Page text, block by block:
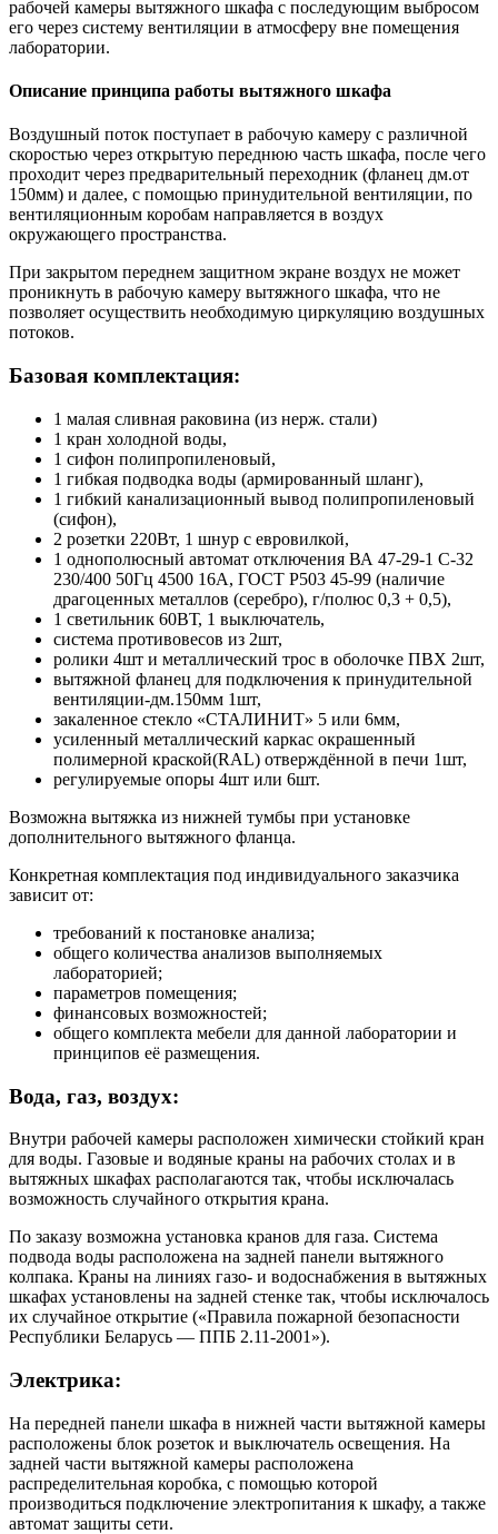
рабочей камеры вытяжного шкафа с последующим выбросом
его через систему вентиляции в атмосферу вне помещения
лаборатории.
Описание принципа работы вытяжного шкафа
Воздушный поток поступает в рабочую камеру с различной
скоростью через открытую переднюю часть шкафа, после чего
проходит через предварительный переходник (фланец дм.от
150мм) и далее, с помощью принудительной вентиляции, по
вентиляционным коробам направляется в воздух
окружающего пространства.
При закрытом переднем защитном экране воздух не может
проникнуть в рабочую камеру вытяжного шкафа, что не
позволяет осуществить необходимую циркуляцию воздушных
потоков.
Базовая комплектация:
1 малая сливная раковина (из нерж. стали)
1 кран холодной воды,
1 сифон полипропиленовый,
1 гибкая подводка воды (армированный шланг),
1 гибкий канализационный вывод полипропиленовый
(сифон),
2 розетки 220Вт, 1 шнур с евровилкой,
1 однополюсный автомат отключения ВА 47-29-1 С-32
230/400 50Гц 4500 16А, ГОСТ Р503 45-99 (наличие
драгоценных металлов (серебро), г/полюс 0,3 + 0,5),
1 светильник 60ВТ, 1 выключатель,
система противовесов из 2шт,
ролики 4шт и металлический трос в оболочке ПВХ 2шт,
вытяжной фланец для подключения к принудительной
вентиляции-дм.150мм 1шт,
закаленное стекло «СТАЛИНИТ» 5 или 6мм,
усиленный металлический каркас окрашенный
полимерной краской(RAL) отверждённой в печи 1шт,
регулируемые опоры 4шт или 6шт.
Возможна вытяжка из нижней тумбы при установке
дополнительного вытяжного фланца.
Конкретная комплектация под индивидуального заказчика
зависит от:
требований к постановке анализа;
общего количества анализов выполняемых
лабораторией;
параметров помещения;
финансовых возможностей;
общего комплекта мебели для данной лаборатории и
принципов её размещения.
Вода, газ, воздух:
Внутри рабочей камеры расположен химически стойкий кран
для воды. Газовые и водяные краны на рабочих столах и в
вытяжных шкафах располагаются так, чтобы исключалась
возможность случайного открытия крана.
По заказу возможна установка кранов для газа. Система
подвода воды расположена на задней панели вытяжного
колпака. Краны на линиях газо- и водоснабжения в вытяжных
шкафах установлены на задней стенке так, чтобы исключалось
их случайное открытие («Правила пожарной безопасности
Республики Беларусь — ППБ 2.11-2001»).
Электрика:
На передней панели шкафа в нижней части вытяжной камеры
расположены блок розеток и выключатель освещения. На
задней части вытяжной камеры расположена
распределительная коробка, с помощью которой
производиться подключение электропитания к шкафу, а также
автомат защиты сети.